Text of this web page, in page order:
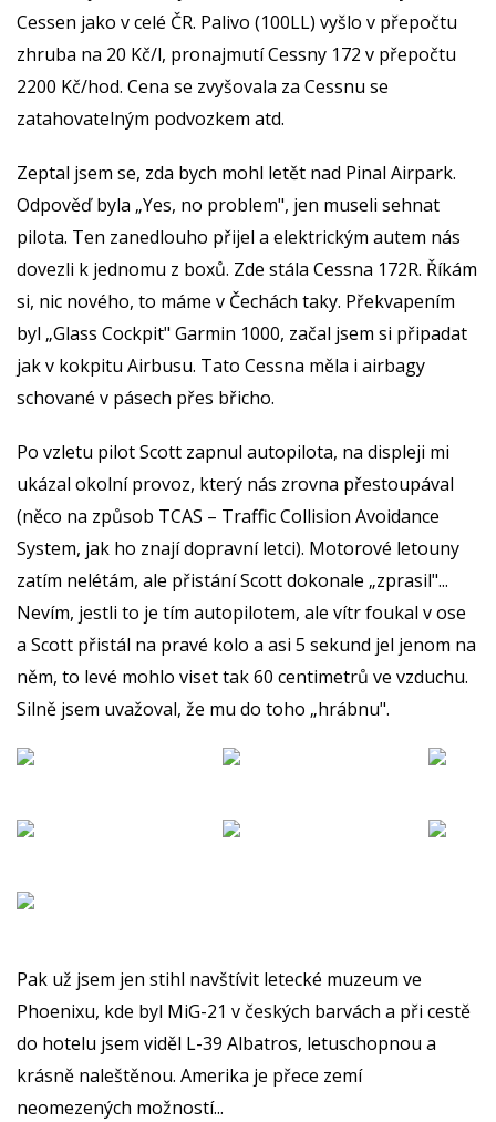
Cessen jako v celé ČR. Palivo (100LL) vyšlo v přepočtu
zhruba na 20 Kč/l, pronajmutí Cessny 172 v přepočtu
2200 Kč/hod. Cena se zvyšovala za Cessnu se
zatahovatelným podvozkem atd.
Zeptal jsem se, zda bych mohl letět nad Pinal Airpark.
Odpověď byla „Yes, no problem", jen museli sehnat
pilota. Ten zanedlouho přijel a elektrickým autem nás
dovezli k jednomu z boxů. Zde stála Cessna 172R. Říkám
si, nic nového, to máme v Čechách taky. Překvapením
byl „Glass Cockpit" Garmin 1000, začal jsem si připadat
jak v kokpitu Airbusu. Tato Cessna měla i airbagy
schované v pásech přes břicho.
Po vzletu pilot Scott zapnul autopilota, na displeji mi
ukázal okolní provoz, který nás zrovna přestoupával
(něco na způsob TCAS – Traffic Collision Avoidance
System, jak ho znají dopravní letci). Motorové letouny
zatím nelétám, ale přistání Scott dokonale „zprasil"...
Nevím, jestli to je tím autopilotem, ale vítr foukal v ose
a Scott přistál na pravé kolo a asi 5 sekund jel jenom na
něm, to levé mohlo viset tak 60 centimetrů ve vzduchu.
Silně jsem uvažoval, že mu do toho „hrábnu".
Pak už jsem jen stihl navštívit letecké muzeum ve
Phoenixu, kde byl MiG-21 v českých barvách a při cestě
do hotelu jsem viděl L-39 Albatros, letuschopnou a
krásně naleštěnou. Amerika je přece zemí
neomezených možností...